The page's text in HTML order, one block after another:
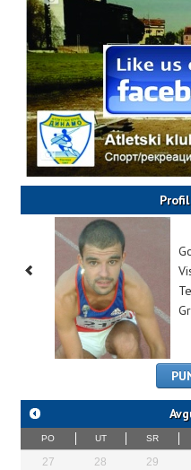
PO UT SR
27 28 29